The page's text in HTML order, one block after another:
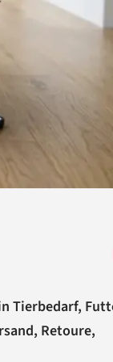
Tierbedarf,
Retoure,